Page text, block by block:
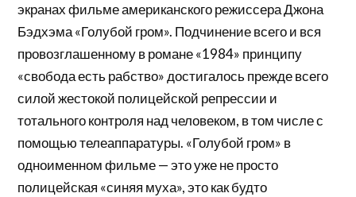
экранах фильме американского режиссера Джона
Бэдхэма «Голубой гром». Подчинение всего и вся
провозглашенному в романе «1984» принципу
«свобода есть рабство» достигалось прежде всего
силой жестокой полицейской репрессии и
тотального контроля над человеком, в том числе с
помощью телеаппаратуры. «Голубой гром» в
одноименном фильме — это уже не просто
полицейская «синяя муха», это как будто